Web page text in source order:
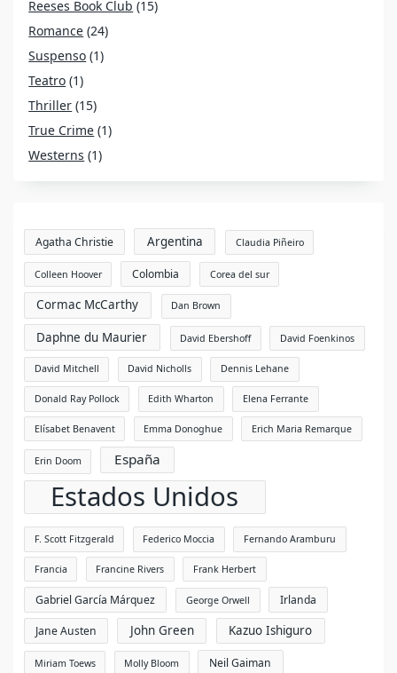
Reeses Book Club (15)
Romance (24)
Suspenso (1)
Teatro (1)
Thriller (15)
True Crime (1)
Westerns (1)
Agatha Christie Argentina Claudia Piñeiro
Colleen Hoover Colombia Corea del sur
Cormac McCarthy Dan Brown
Daphne du Maurier David Ebershoff David Foenkinos
David Mitchell David Nicholls Dennis Lehane
Donald Ray Pollock Edith Wharton Elena Ferrante
Elísabet Benavent Emma Donoghue Erich Maria Remarque
Erin Doom España
Estados Unidos
F. Scott Fitzgerald Federico Moccia Fernando Aramburu
Francia Francine Rivers Frank Herbert
Gabriel García Márquez George Orwell Irlanda
Jane Austen John Green Kazuo Ishiguro
Miriam Toews Molly Bloom Neil Gaiman